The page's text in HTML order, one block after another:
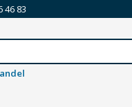
46 83